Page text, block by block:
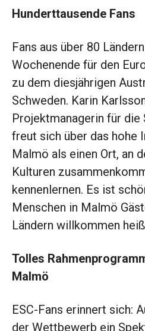
Hunderttausende Fans
Fans aus über 80
Wochenende für den
zu dem diesjährigen
Schweden. Karin
Projektmanagerin für
freut sich über das hohe
Malmö als einen Ort, an
Kulturen
kennenlernen. Es ist
Menschen in Malmö
Ländern willkommen
Tolles
Malmö
ESC-Fans erinnert sich:
der Wettbewerb ein